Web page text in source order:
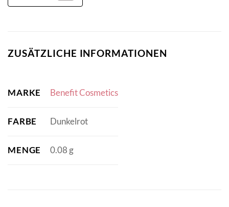
ZUSÄTZLICHE INFORMATIONEN
MARKE Benefit Cosmetics
FARBE Dunkelrot
MENGE 0.08 g